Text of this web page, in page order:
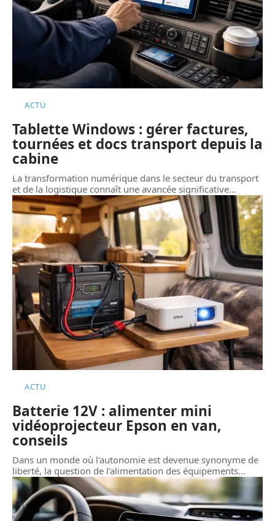
ACTU
Tablette Windows : gérer factures,
tournées et docs transport depuis la
cabine
La transformation numérique dans le secteur du transport
et de la logistique connaît une avancée significative…
ACTU
Batterie 12V : alimenter mini
vidéoprojecteur Epson en van,
conseils
Dans un monde où l'autonomie est devenue synonyme de
liberté, la question de l'alimentation des équipements…